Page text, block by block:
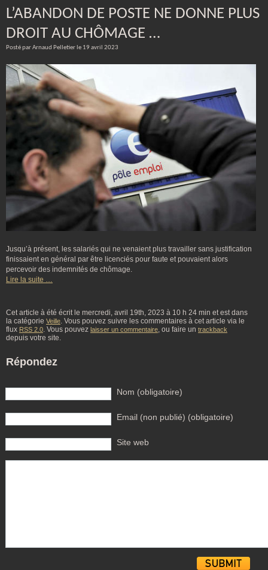
L’ABANDON DE POSTE NE DONNE PLUS
DROIT AU CHÔMAGE …
Posté par Arnaud Pelletier le 19 avril 2023
Jusqu’à présent, les salariés qui ne venaient plus travailler sans justification
finissaient en général par être licenciés pour faute et pouvaient alors
percevoir des indemnités de chômage.
Lire la suite …
Cet article à été écrit le mercredi, avril 19th, 2023 à 10 h 24 min et est dans
la catégorie Veille. Vous pouvez suivre les commentaires à cet article via le
flux RSS 2.0. Vous pouvez laisser un commentaire, ou faire un trackback
depuis votre site.
Répondez
Nom (obligatoire)
Email (non publié) (obligatoire)
Site web